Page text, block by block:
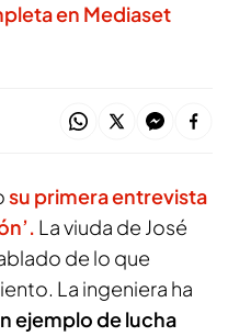
en Mediaset
su primera entrevista
La viuda de José
de lo que
La ingeniera ha
ejemplo de lucha